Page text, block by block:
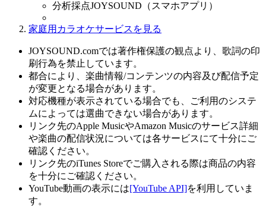
分析採点JOYSOUND（スマホアプリ）
家庭用カラオケサービスを見る
JOYSOUND.comでは著作権保護の観点より、歌詞の印
刷行為を禁止しています。
都合により、楽曲情報/コンテンツの内容及び配信予定
が変更となる場合があります。
対応機種が表示されている場合でも、ご利用のシステ
ムによっては選曲できない場合があります。
リンク先のApple MusicやAmazon Musicのサービス詳細
や楽曲の配信状況については各サービスにて十分にご
確認ください。
リンク先のiTunes Storeでご購入される際は商品の内容
を十分にご確認ください。
YouTube動画の表示には[YouTube API]を利用していま
す。